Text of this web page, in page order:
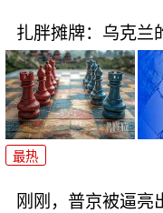
扎胖摊牌：乌克兰
最热
刚刚，普京被逼亮